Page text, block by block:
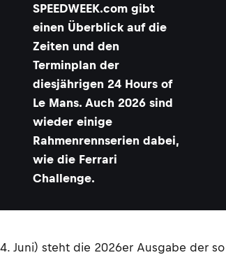
SPEEDWEEK.com gibt
einen Überblick auf die
Zeiten und den
Terminplan der
diesjährigen 24 Hours of
Le Mans. Auch 2026 sind
wieder einige
Rahmenrennserien dabei,
wie die Ferrari
Challenge.
Juni) steht die 2026er Ausgabe der